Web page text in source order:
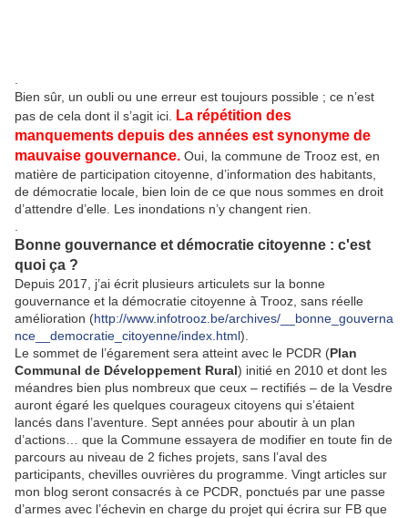
Bien sûr, un oubli ou une erreur est toujours possible ; ce n’est
pas de cela dont il s’agit ici.
La répétition des
manquements depuis des années est synonyme de
mauvaise gouvernance. Oui, la commune de Trooz est, en
matière de participation citoyenne, d’information des habitants,
de démocratie locale, bien loin de ce que nous sommes en droit
d’attendre d’elle. Les inondations n’y changent rien.
Bonne gouvernance et démocratie citoyenne : c'est
quoi ça ?
Depuis 2017, j’ai écrit plusieurs articulets sur la bonne
gouvernance et la démocratie citoyenne à Trooz, sans réelle
amélioration (http://www.infotrooz.be/archives/__bonne_gouverna
nce__democratie_citoyenne/index.html).
Le sommet de l’égarement sera atteint avec le PCDR (Plan
Communal de Développement Rural) initié en 2010 et dont les
méandres bien plus nombreux que ceux – rectifiés – de la Vesdre
auront égaré les quelques courageux citoyens qui s’étaient
lancés dans l’aventure. Sept années pour aboutir à un plan
d’actions… que la Commune essayera de modifier en toute fin de
parcours au niveau de 2 fiches projets, sans l’aval des
participants, chevilles ouvrières du programme. Vingt articles sur
mon blog seront consacrés à ce PCDR, ponctués par une passe
d’armes avec l’échevin en charge du projet qui écrira sur FB que